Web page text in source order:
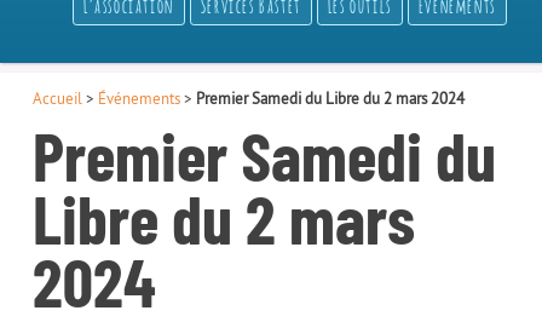
L’association Services Bastet Les outils Événements
Accueil > Événements> Premier Samedi du Libre du 2 mars 2024
Premier Samedi du
Libre du 2 mars
2024